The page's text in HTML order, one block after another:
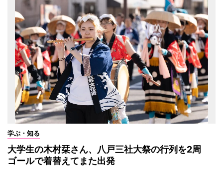
学ぶ・知る
大学生の木村栞さん、八戸三社大祭の行列を2周
ゴールで着替えてまた出発